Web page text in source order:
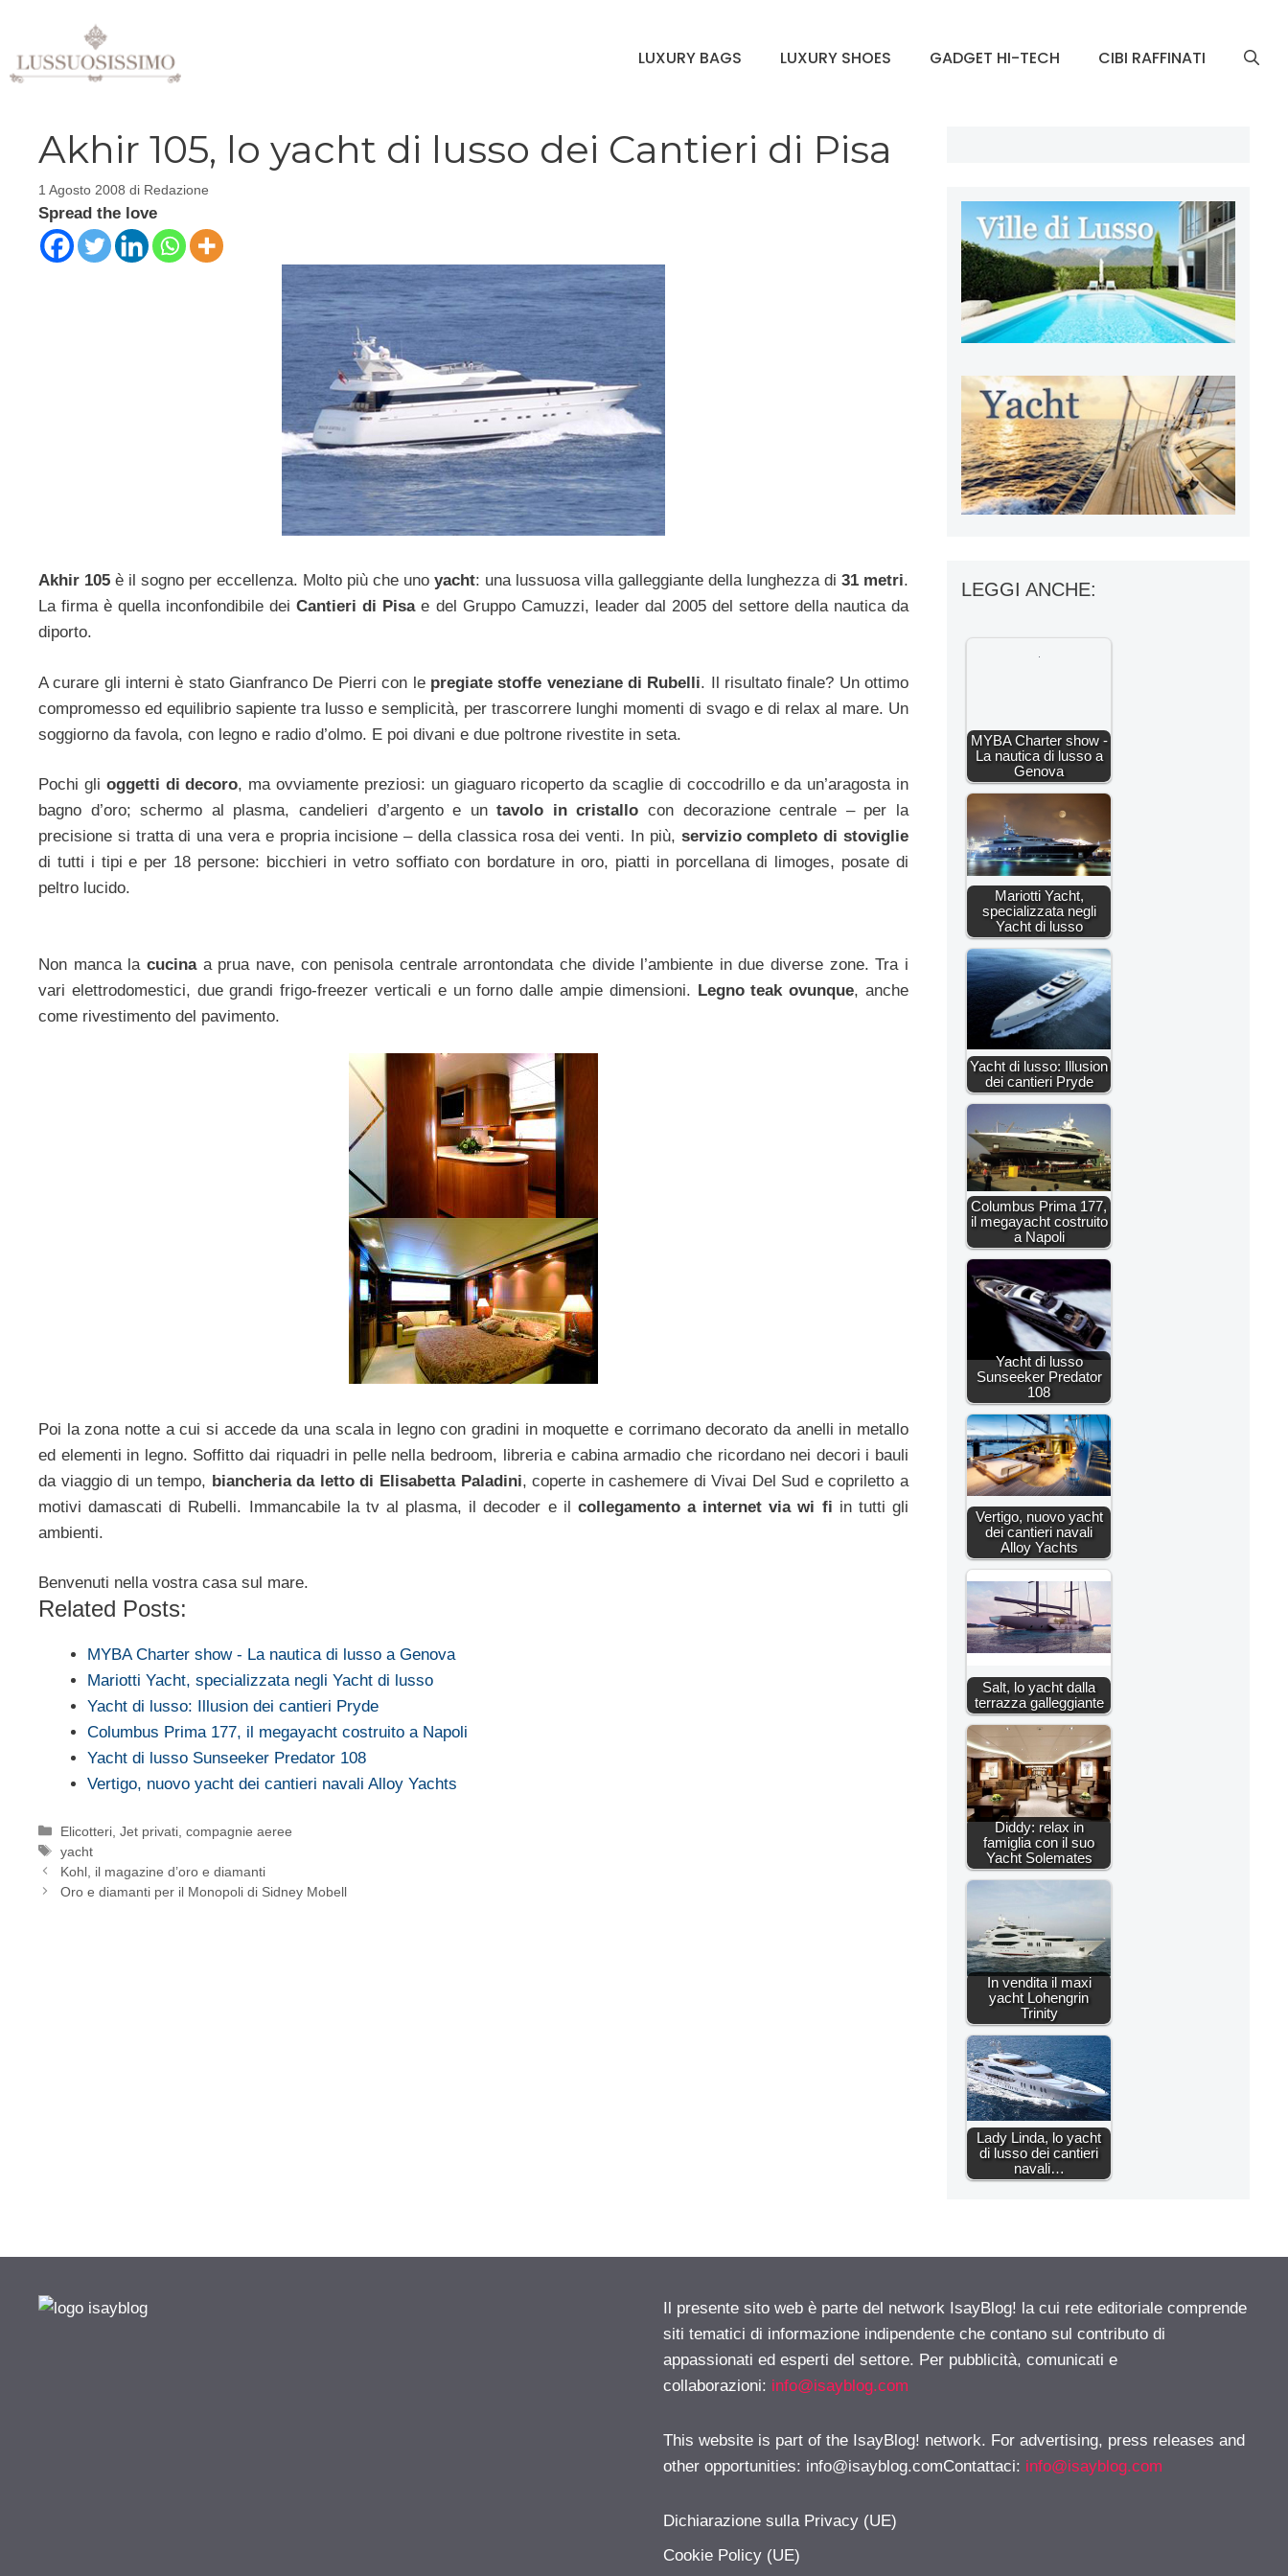
contenuto
LUXURY BAGS LUXURY SHOES GADGET HI-TECH CIBI RAFFINATI
Akhir 105, lo yacht di lusso dei Cantieri di Pisa
1 Agosto 2008 di Redazione
Spread the love
Akhir 105 è il sogno per eccellenza. Molto più che uno yacht: una lussuosa villa galleggiante della lunghezza di 31 metri.
La firma è quella inconfondibile deiCantieri di Pisae del Gruppo Camuzzi, leader dal 2005 del settore della nautica da
diporto.
A curare gli interni è stato Gianfranco De Pierri con le pregiate stoffe veneziane di Rubelli. Il risultato finale? Un ottimo
compromesso ed equilibrio sapiente tra lusso e semplicità, per trascorrere lunghi momenti di svago e di relax al mare. Un
soggiorno da favola, con legno e radio d’olmo. E poi divani e due poltrone rivestite in seta.
Pochi gli oggetti di decoro, ma ovviamente preziosi: un giaguaro ricoperto da scaglie di coccodrillo e da un’aragosta in
bagno d’oro; schermo al plasma, candelieri d’argento e untavolo in cristallo con decorazione centrale – per la
precisione si tratta di una vera e propria incisione – della classica rosa dei venti. In più, servizio completo di stoviglie
di tutti i tipi e per 18 persone: bicchieri in vetro soffiato con bordature in oro, piatti in porcellana di limoges, posate di
peltro lucido.
Non manca la cucinaa prua nave, con penisola centrale arrontondata che divide l’ambiente in due diverse zone. Tra i
vari elettrodomestici, due grandi frigo-freezer verticali e un forno dalle ampie dimensioni. Legno teak ovunque, anche
come rivestimento del pavimento.
Poi la zona notte a cui si accede da una scala in legno con gradini in moquette e corrimano decorato da anelli in metallo
ed elementi in legno. Soffitto dai riquadri in pelle nella bedroom, libreria e cabina armadio che ricordano nei decori i bauli
da viaggio di un tempo, biancheria da letto di Elisabetta Paladini, coperte in cashemere di Vivai Del Sud e copriletto a
motivi damascati di Rubelli. Immancabile la tv al plasma, il decoder e il collegamento a internet via wi fi in tutti gli
ambienti.
Benvenuti nella vostra casa sul mare.
Related Posts:
MYBA Charter show - La nautica di lusso a Genova
Mariotti Yacht, specializzata negli Yacht di lusso
Yacht di lusso: Illusion dei cantieri Pryde
Columbus Prima 177, il megayacht costruito a Napoli
Yacht di lusso Sunseeker Predator 108
Vertigo, nuovo yacht dei cantieri navali Alloy Yachts
Categorie
Elicotteri, Jet privati, compagnie aeree
Tag
yacht
Kohl, il magazine d’oro e diamanti
Oro e diamanti per il Monopoli di Sidney Mobell
LEGGI ANCHE:
MYBA Charter show -
La nautica di lusso a
Genova
Mariotti Yacht,
specializzata negli
Yacht di lusso
Yacht di lusso: Illusion
dei cantieri Pryde
Columbus Prima 177,
il megayacht costruito
a Napoli
Yacht di lusso
Sunseeker Predator
108
Vertigo, nuovo yacht
dei cantieri navali
Alloy Yachts
Salt, lo yacht dalla
terrazza galleggiante
Diddy: relax in
famiglia con il suo
Yacht Solemates
In vendita il maxi
yacht Lohengrin
Trinity
Lady Linda, lo yacht
di lusso dei cantieri
navali…
Il presente sito web è parte del network IsayBlog! la cui rete editoriale comprende
siti tematici di informazione indipendente che contano sul contributo di
appassionati ed esperti del settore. Per pubblicità, comunicati e
collaborazioni: info@isayblog.com
This website is part of the IsayBlog! network. For advertising, press releases and
other opportunities: info@isayblog.comContattaci: info@isayblog.com
Dichiarazione sulla Privacy (UE)
Cookie Policy (UE)